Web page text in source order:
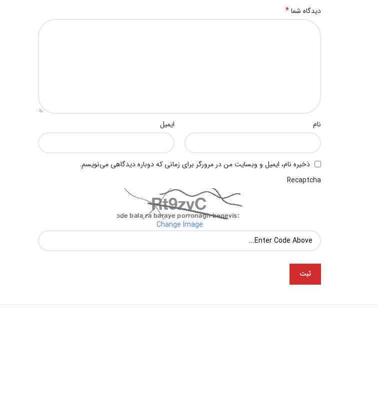
دیدگاه شما*
نام ایمیل
ذخیره نام، ایمیل و وبسایت من در مرورگر برای زمانی که دوباره دیدگاهی می‌نویسم.
Recaptcha
Change Image